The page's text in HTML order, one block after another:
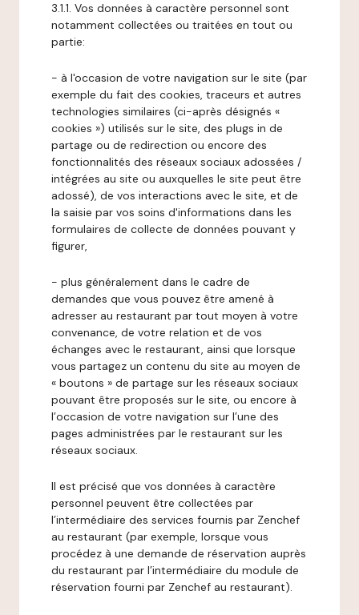
3.1.1. Vos données à caractère personnel sont
notamment collectées ou traitées en tout ou
partie:
- à l'occasion de votre navigation sur le site (par
exemple du fait des cookies, traceurs et autres
technologies similaires (ci-après désignés «
cookies ») utilisés sur le site, des plugs in de
partage ou de redirection ou encore des
fonctionnalités des réseaux sociaux adossées /
intégrées au site ou auxquelles le site peut être
adossé), de vos interactions avec le site, et de
la saisie par vos soins d'informations dans les
formulaires de collecte de données pouvant y
figurer,
- plus généralement dans le cadre de
demandes que vous pouvez être amené à
adresser au restaurant par tout moyen à votre
convenance, de votre relation et de vos
échanges avec le restaurant, ainsi que lorsque
vous partagez un contenu du site au moyen de
« boutons » de partage sur les réseaux sociaux
pouvant être proposés sur le site, ou encore à
l’occasion de votre navigation sur l’une des
pages administrées par le restaurant sur les
réseaux sociaux.
Il est précisé que vos données à caractère
personnel peuvent être collectées par
l’intermédiaire des services fournis par Zenchef
au restaurant (par exemple, lorsque vous
procédez à une demande de réservation auprès
du restaurant par l’intermédiaire du module de
réservation fourni par Zenchef au restaurant).